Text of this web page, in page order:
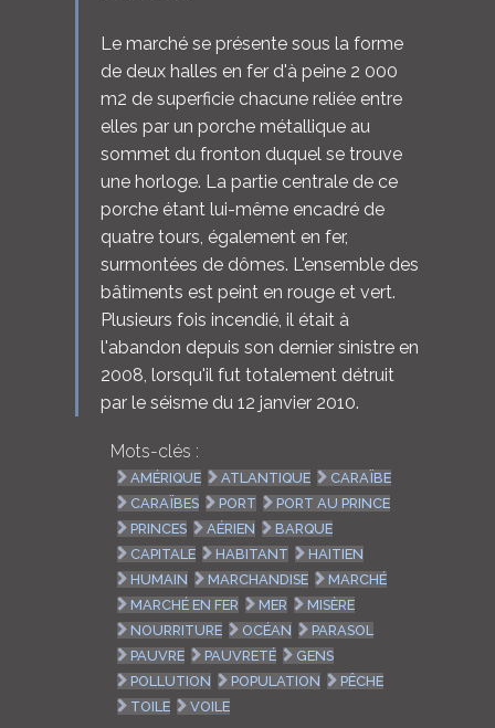
Le marché se présente sous la forme
de deux halles en fer d'à peine 2 000
m2 de superficie chacune reliée entre
elles par un porche métallique au
sommet du fronton duquel se trouve
une horloge. La partie centrale de ce
porche étant lui-même encadré de
quatre tours, également en fer,
surmontées de dômes. L'ensemble des
bâtiments est peint en rouge et vert.
Plusieurs fois incendié, il était à
l'abandon depuis son dernier sinistre en
2008, lorsqu'il fut totalement détruit
par le séisme du 12 janvier 2010.
Mots-clés :
AMÉRIQUE ATLANTIQUE
CARAÏBE
CARAÏBES
PORT
PORT AU PRINCE
PRINCES
AÉRIEN
BARQUE
CAPITALE
HABITANT
HAITIEN
HUMAIN
MARCHANDISE
MARCHÉ
MARCHÉ EN FER
MER
MISÈRE
NOURRITURE
OCÉAN
PARASOL
PAUVRE
PAUVRETÉ
GENS
POLLUTION
POPULATION
PÊCHE
TOILE
VOILE